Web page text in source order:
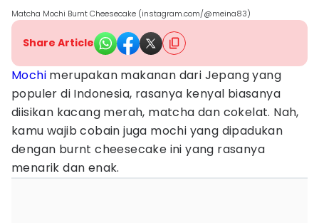
Matcha Mochi Burnt Cheesecake (instagram.com/@meina83)
Share Article
Mochi merupakan makanan dari Jepang yang
populer di Indonesia, rasanya kenyal biasanya
diisikan kacang merah, matcha dan cokelat. Nah,
kamu wajib cobain juga mochi yang dipadukan
dengan burnt cheesecake ini yang rasanya
menarik dan enak.